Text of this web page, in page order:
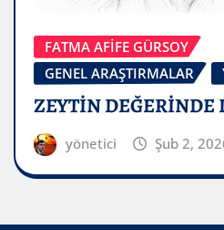
FATMA AFİFE GÜRSOY
GENEL ARAŞTIRMALAR
ZEYTİN DEĞERİNDE
yönetici Şub 2,